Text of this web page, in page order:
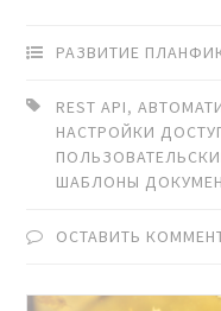
РАЗВИТИЕ
REST API,
НАСТРОЙКИ
ШАБЛОНЫ
ОСТАВИТЬ